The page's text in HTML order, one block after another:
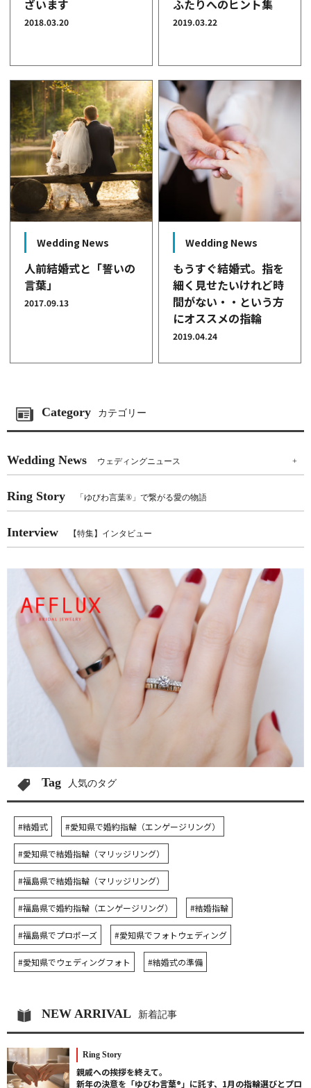
ざいます
2018.03.20
ふたりへのヒント集
2019.03.22
Wedding News
人前結婚式と「誓いの
言葉」
2017.09.13
Wedding News
もうすぐ結婚式。指を
細く見せたいけれど時
間がない・・という方
にオススメの指輪
2019.04.24
Category カテゴリー
Wedding News ウェディングニュース +
Ring Story 「ゆびわ言葉®」で繋がる愛の物語
Interview 【特集】インタビュー
Tag 人気のタグ
#結婚式 #愛知県で婚約指輪（エンゲージリング）
#愛知県で結婚指輪（マリッジリング）
#福島県で結婚指輪（マリッジリング）
#福島県で婚約指輪（エンゲージリング） #結婚指輪
#福島県でプロポーズ #愛知県でフォトウェディング
#愛知県でウェディングフォト #結婚式の準備
NEW ARRIVAL 新着記事
Ring Story
親戚への挨拶を終えて。
新年の決意を「ゆびわ言葉®」に託す、1月の指輪選びとプロ